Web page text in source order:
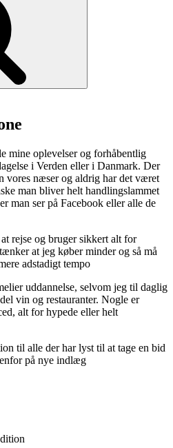
mine oplevelser og forhåbentlig
i Verden eller i Danmark. Der
vores næser og aldrig har det været
man bliver helt handlingslammet
man ser på Facebook eller alle de
rejse og bruger sikkert alt for
at jeg køber minder og så må
adstadigt tempo
uddannelse, selvom jeg til daglig
vin og restauranter. Nogle er
alt for hypede eller helt
til alle der har lyst til at tage en bid
på nye indlæg